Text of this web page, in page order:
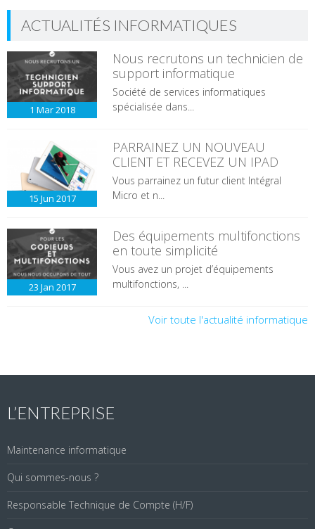
ACTUALITÉS INFORMATIQUES
1 Mar2018
Nous recrutons un technicien de
support informatique
Société de services informatiques
spécialisée dans...
15 Jun 2017
PARRAINEZ UN NOUVEAU
CLIENT ET RECEVEZ UN IPAD
Vous parrainez un futur client Intégral
Micro et n...
23 Jan 2017
Des équipements multifonctions
en toute simplicité
Vous avez un projet d’équipements
multifonctions, ...
Voir toute l'actualité informatique
L’ENTREPRISE
Maintenance informatique
Qui sommes-nous ?
Responsable Technique de Compte (H/F)